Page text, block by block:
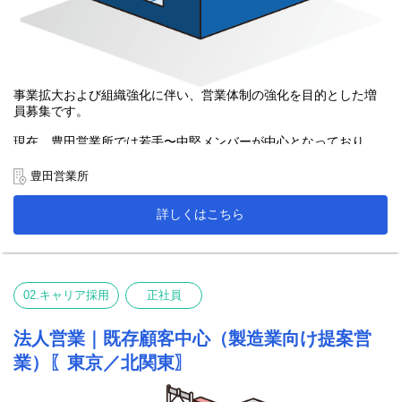
事業拡大および組織強化に伴い、営業体制の強化を目的とした増
員募集です。
現在、豊田営業所では若手〜中堅メンバーが中心となっており、
また、主要顧客との取引拡大に伴い、
そのため今回、プレイヤーとして成果を出しながら、
リーダー（係長）クラスの人材を募集いたします。
豊田営業所
詳しくはこちら
02.キャリア採用 正社員
法人営業｜既存顧客中心（製造業向け提案営
業）〖東京／北関東〗